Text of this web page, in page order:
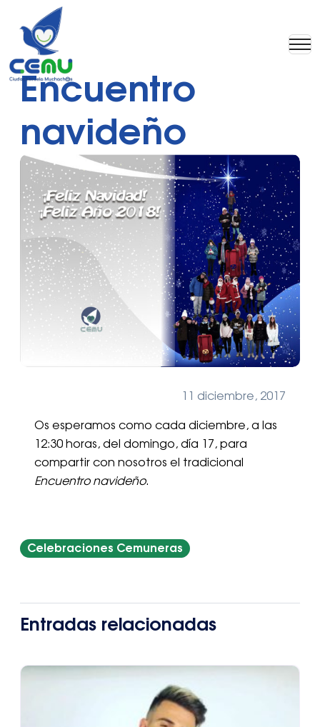
Encuentro
navideño
11 diciembre, 2017
Os esperamos como cada diciembre, a las
12:30 horas, del domingo, día 17, para
compartir con nosotros el tradicional
Encuentro navideño.
Celebraciones Cemuneras
Entradas relacionadas